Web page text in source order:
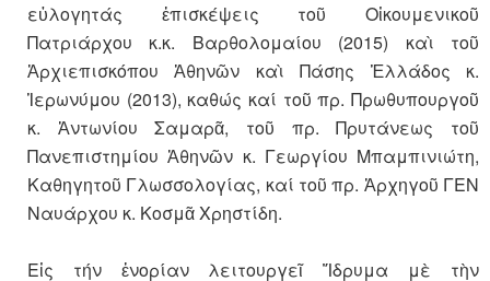
εὐλογητάς ἐπισκέψεις τοῦ Οἰκουμενικοῦ
Πατριάρχου κ.κ. Βαρθολομαίου (2015) καὶ τοῦ
Ἀρχιεπισκόπου Ἀθηνῶν καὶ Πάσης Ἑλλάδος κ.
Ἱερωνύμου (2013), καθώς καί τοῦ πρ. Πρωθυπουργοῦ
κ. Ἀντωνίου Σαμαρᾶ, τοῦ πρ. Πρυτάνεως τοῦ
Πανεπιστημίου Ἀθηνῶν κ. Γεωργίου Μπαμπινιώτη,
Καθηγητοῦ Γλωσσολογίας, καί τοῦ πρ. Ἀρχηγοῦ ΓΕΝ
Ναυάρχου κ. Κοσμᾶ Χρηστίδη.
Εἰς τήν ἐνορίαν λειτουργεῖ Ἵδρυμα μὲ τὴν